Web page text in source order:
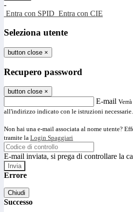
-
Entra con SPID Entra con CIE
Seleziona utente
button close ×
Recupero password
button close ×
E-mail
all'indirizzo indicato con le istruzioni necessarie.
Non hai una e-mail associata al nome utente?
tramite la Login Spaggiari
E-mail inviata, si prega di controllare la
Errore
Chiudi
Successo